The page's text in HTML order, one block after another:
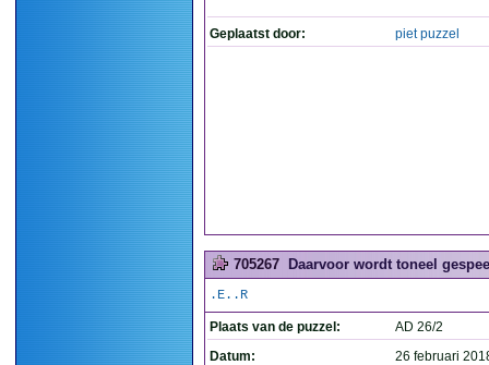
Geplaatst door: piet puzzel
705267 Daarvoor wordt toneel
.E..R
Plaats van de puzzel:
AD 26/2
Datum:
26 februari